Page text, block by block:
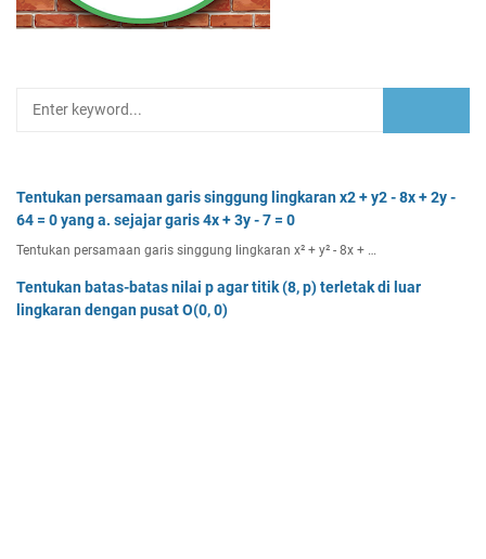
Tentukan persamaan garis singgung lingkaran x2 + y2 - 8x + 2y -
64 = 0 yang a. sejajar garis 4x + 3y - 7 = 0
Tentukan persamaan garis singgung lingkaran x² + y² - 8x + …
Tentukan batas-batas nilai p agar titik (8, p) terletak di luar
lingkaran dengan pusat O(0, 0)